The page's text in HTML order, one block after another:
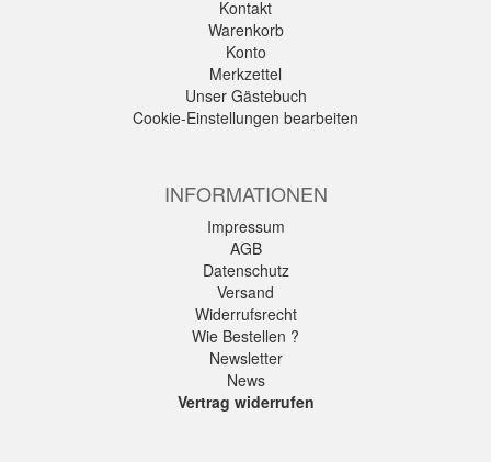
Kontakt
Warenkorb
Konto
Merkzettel
Unser Gästebuch
Cookie-Einstellungen bearbeiten
INFORMATIONEN
Impressum
AGB
Datenschutz
Versand
Widerrufsrecht
Wie Bestellen ?
Newsletter
News
Vertrag widerrufen